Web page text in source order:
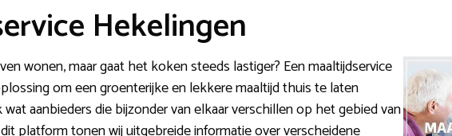
Hekelingen
wonen, maar gaat het koken steeds lastiger? Een maaltijdservice
om een groenterijke en lekkere maaltijd thuis te laten
wat aanbieders die bijzonder van elkaar verschillen op het gebied van